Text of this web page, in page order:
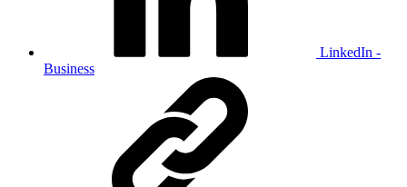
LinkedIn -
Business